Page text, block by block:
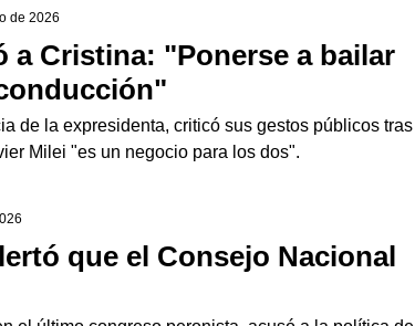
de 2026
a Cristina: "Ponerse a bailar
de la expresidenta, criticó sus gestos públicos tras
Milei "es un negocio para los dos".
que el Consejo Nacional